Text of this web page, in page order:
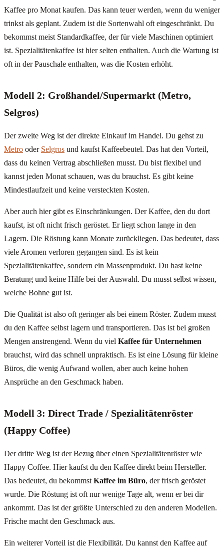
Kaffee pro Monat kaufen. Das kann teuer werden, wenn du weniger
trinkst als geplant. Zudem ist die Sortenwahl oft eingeschränkt. Du
bekommst meist Standardkaffee, der für viele Maschinen optimiert
ist. Spezialitätenkaffee ist hier selten enthalten. Auch die Wartung ist
oft in der Pauschale enthalten, was die Kosten erhöht.
Modell 2: Großhandel/Supermarkt (Metro,
Selgros)
Der zweite Weg ist der direkte Einkauf im Handel. Du gehst zu
Metro oder Selgros und kaufst Kaffeebeutel. Das hat den Vorteil,
dass du keinen Vertrag abschließen musst. Du bist flexibel und
kannst jeden Monat schauen, was du brauchst. Es gibt keine
Mindestlaufzeit und keine versteckten Kosten.
Aber auch hier gibt es Einschränkungen. Der Kaffee, den du dort
kaufst, ist oft nicht frisch geröstet. Er liegt schon lange in den
Lagern. Die Röstung kann Monate zurückliegen. Das bedeutet, dass
viele Aromen verloren gegangen sind. Es ist kein
Spezialitätenkaffee, sondern ein Massenprodukt. Du hast keine
Beratung und keine Hilfe bei der Auswahl. Du musst selbst wissen,
welche Bohne gut ist.
Die Qualität ist also oft geringer als bei einem Röster. Zudem musst
du den Kaffee selbst lagern und transportieren. Das ist bei großen
Mengen anstrengend. Wenn du viel Kaffee für Unternehmen
brauchst, wird das schnell unpraktisch. Es ist eine Lösung für kleine
Büros, die wenig Aufwand wollen, aber auch keine hohen
Ansprüche an den Geschmack haben.
Modell 3: Direct Trade / Spezialitätenröster
(Happy Coffee)
Der dritte Weg ist der Bezug über einen Spezialitätenröster wie
Happy Coffee. Hier kaufst du den Kaffee direkt beim Hersteller.
Das bedeutet, du bekommst Kaffee im Büro, der frisch geröstet
wurde. Die Röstung ist oft nur wenige Tage alt, wenn er bei dir
ankommt. Das ist der größte Unterschied zu den anderen Modellen.
Frische macht den Geschmack aus.
Ein weiterer Vorteil ist die Flexibilität. Du kannst den Kaffee auf